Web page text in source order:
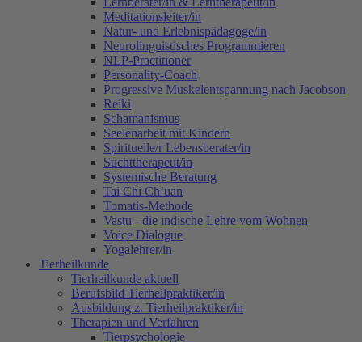
Meditationsleiter/in
Natur- und Erlebnispädagoge/in
Neurolinguistisches Programmieren
NLP-Practitioner
Personality-Coach
Progressive Muskelentspannung nach Jacobson
Reiki
Schamanismus
Seelenarbeit mit Kindern
Spirituelle/r Lebensberater/in
Suchttherapeut/in
Systemische Beratung
Tai Chi Ch’uan
Tomatis-Methode
Vastu - die indische Lehre vom Wohnen
Voice Dialogue
Yogalehrer/in
Tierheilkunde
Tierheilkunde aktuell
Berufsbild Tierheilpraktiker/in
Ausbildung z. Tierheilpraktiker/in
Therapien und Verfahren
Tierpsychologie